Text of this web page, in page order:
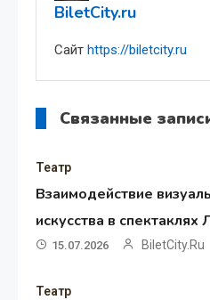
BiletCity.ru
Сайт https://biletcity.ru
Связанные
Театр
Взаимодействие
искусства в
15.07.2026 BiletCity.ru
Театр